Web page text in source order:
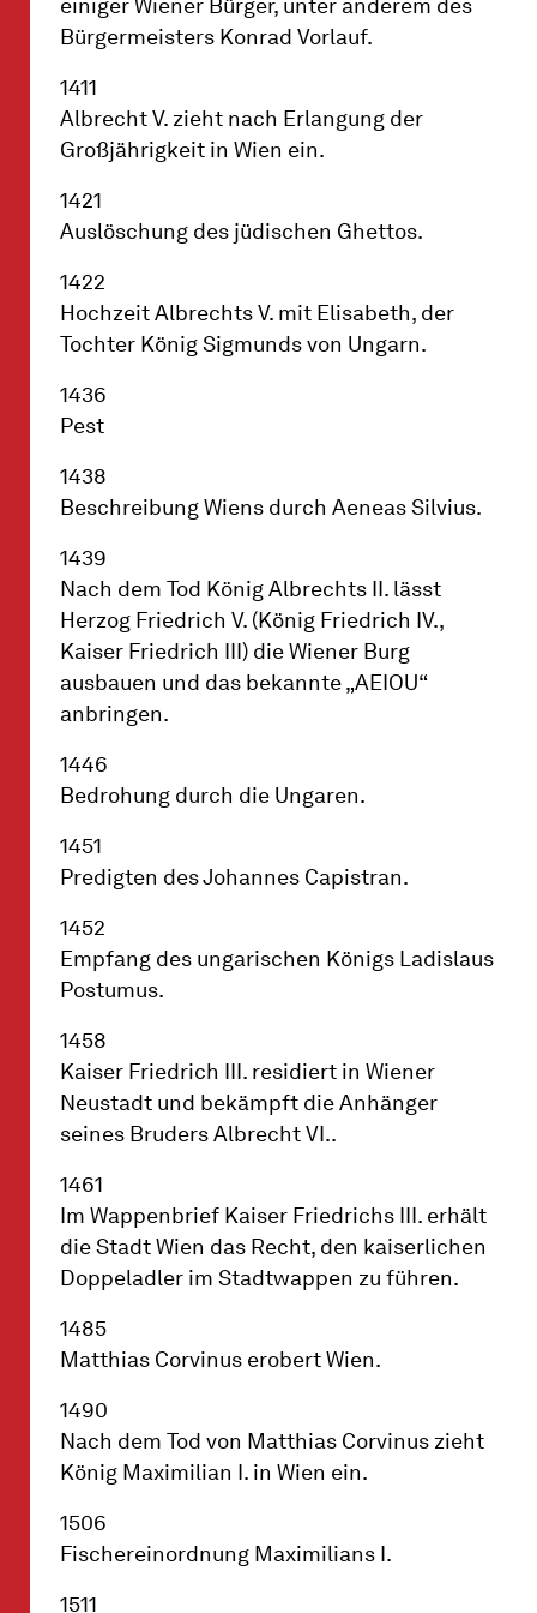
einiger Wiener Bürger, unter anderem des
Bürgermeisters Konrad Vorlauf.
1411
Albrecht V. zieht nach Erlangung der
Großjährigkeit in Wien ein.
1421
Auslöschung des jüdischen Ghettos.
1422
Hochzeit Albrechts V. mit Elisabeth, der
Tochter König Sigmunds von Ungarn.
1436
Pest
1438
Beschreibung Wiens durch Aeneas Silvius.
1439
Nach dem Tod König Albrechts II. lässt
Herzog Friedrich V. (König Friedrich IV.,
Kaiser Friedrich III) die Wiener Burg
ausbauen und das bekannte „AEIOU“
anbringen.
1446
Bedrohung durch die Ungaren.
1451
Predigten des Johannes Capistran.
1452
Empfang des ungarischen Königs Ladislaus
Postumus.
1458
Kaiser Friedrich III. residiert in Wiener
Neustadt und bekämpft die Anhänger
seines Bruders Albrecht VI..
1461
Im Wappenbrief Kaiser Friedrichs III. erhält
die Stadt Wien das Recht, den kaiserlichen
Doppeladler im Stadtwappen zu führen.
1485
Matthias Corvinus erobert Wien.
1490
Nach dem Tod von Matthias Corvinus zieht
König Maximilian I. in Wien ein.
1506
Fischereinordnung Maximilians I.
1511